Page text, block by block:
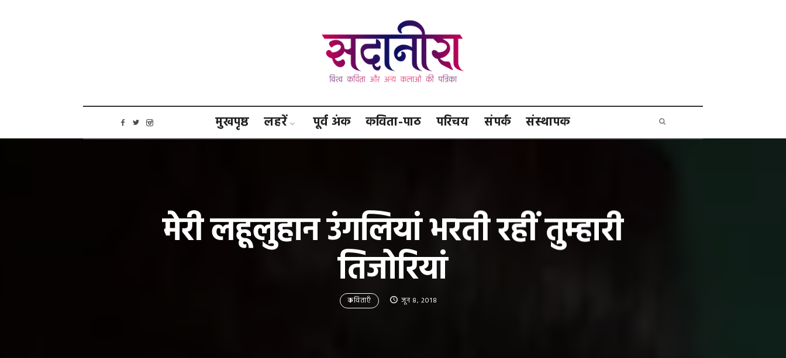
मुखपृष्ठ लहरें पूर्व अंक कविता-पाठ परिचय संपर्क संस्थापक
मेरी लहूलुहान उंगलियां भरती रहीं तुम्हारी
तिजोरियां
कविताएँ जून 8, 2018